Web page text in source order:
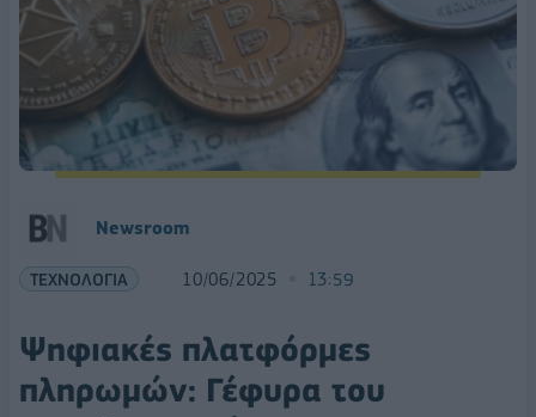
Newsroom
ΤΕΧΝΟΛΟΓΙΑ 10/06/2025 13:59
Ψηφιακές πλατφόρμες
πληρωμών: Γέφυρα του